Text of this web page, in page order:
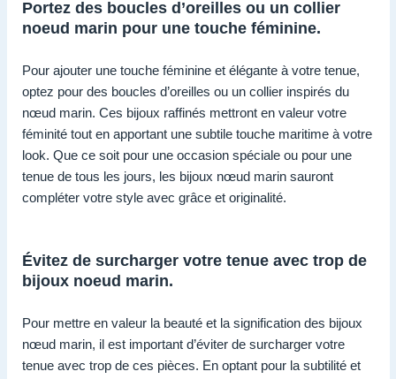
Portez des boucles d’oreilles ou un collier
noeud marin pour une touche féminine.
Pour ajouter une touche féminine et élégante à votre tenue,
optez pour des boucles d’oreilles ou un collier inspirés du
nœud marin. Ces bijoux raffinés mettront en valeur votre
féminité tout en apportant une subtile touche maritime à votre
look. Que ce soit pour une occasion spéciale ou pour une
tenue de tous les jours, les bijoux nœud marin sauront
compléter votre style avec grâce et originalité.
Évitez de surcharger votre tenue avec trop de
bijoux noeud marin.
Pour mettre en valeur la beauté et la signification des bijoux
nœud marin, il est important d’éviter de surcharger votre
tenue avec trop de ces pièces. En optant pour la subtilité et